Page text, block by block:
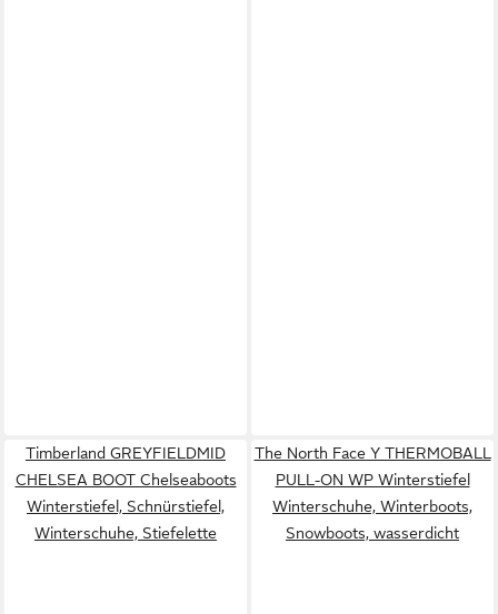
Timberland GREYFIELDMID
CHELSEA BOOT Chelseaboots
Winterstiefel, Schnürstiefel,
Winterschuhe, Stiefelette
The North Face Y THERMOBALL
PULL-ON WP Winterstiefel
Winterschuhe, Winterboots,
Snowboots, wasserdicht